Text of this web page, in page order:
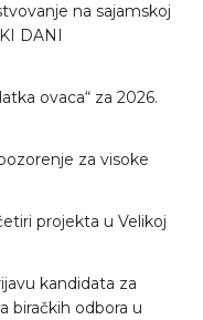
na sajamskoj
DANI
ovaca“ za 2026.
za visoke
projekta u Velikoj
kandidata za
biračkih odbora u